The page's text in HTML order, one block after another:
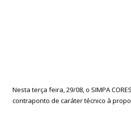
Nesta terça feira, 29/08, o SIMPA
contraponto de caráter técnico à